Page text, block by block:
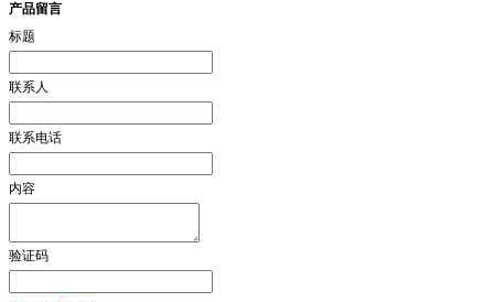
产品留言
标题
联系人
联系电话
内容
验证码